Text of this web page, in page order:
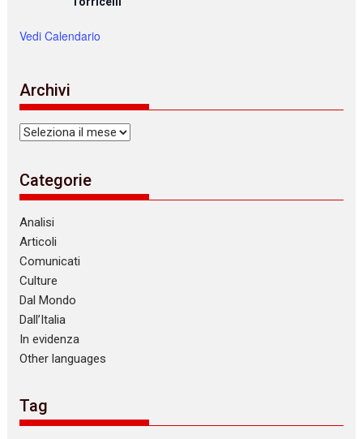
Vedi Calendario
Archivi
Archivi
Categorie
Analisi
Articoli
Comunicati
Culture
Dal Mondo
Dall’Italia
In evidenza
Other languages
Tag